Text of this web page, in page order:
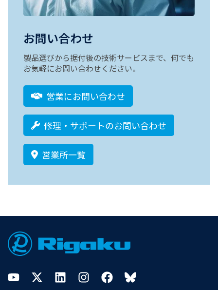
お問い合わせ
製品選びから据付後の技術サービスまで、何でも
お気軽にお問い合わせください。
営業にお問い合わせ
修理・サポートのお問い合わせ
営業所一覧
Footer
YouTubeTwitterLinkedInInstagramFacebookBluesky